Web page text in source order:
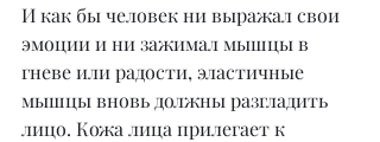
И как бы человек ни выражал свои
эмоции и ни зажимал мышцы в
гневе или радости, эластичные
мышцы вновь должны разгладить
лицо. Кожа лица прилегает к